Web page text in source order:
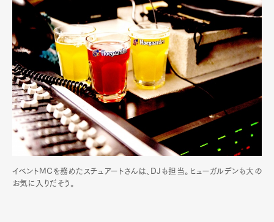
イベントMCを務めたスチュアートさんは、DJも担当。ヒューガルデンも大の
お気に入りだそう。